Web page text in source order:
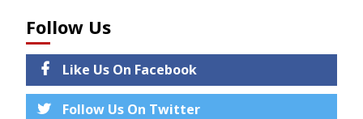
Follow Us
Like Us On Facebook
Follow Us On Twitter